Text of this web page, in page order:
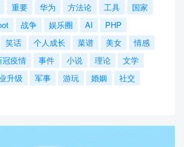
重要 华为 方法论 工具
国家
战争 娱乐圈 AI
PHP
笑话 个人成长 菜谱 美女
情感
冠疫情 事件 小说 理论
文学
升级 军事 游玩 婚姻
社交